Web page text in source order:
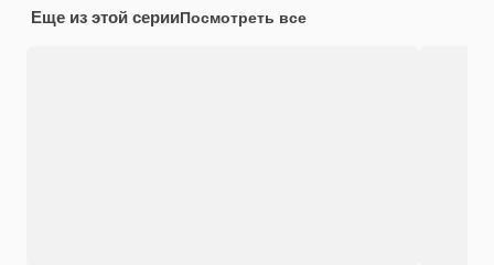
Еще из этой серииПосмотреть все